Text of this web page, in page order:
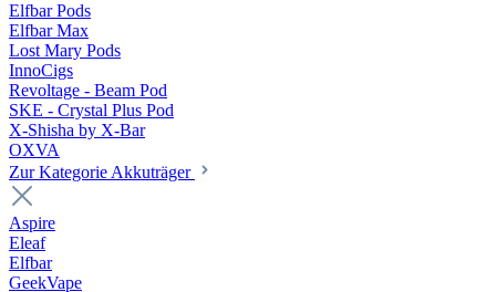
Elfbar Pods
Elfbar Max
Lost Mary Pods
InnoCigs
Revoltage - Beam Pod
SKE - Crystal Plus Pod
X-Shisha by X-Bar
OXVA
Zur Kategorie Akkuträger
Aspire
Eleaf
Elfbar
GeekVape